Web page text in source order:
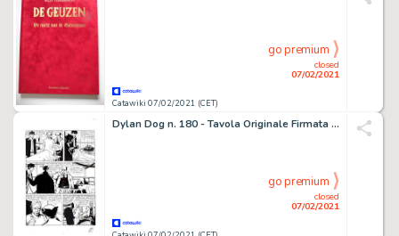
Catawiki 07/02/2021 (CET)
closed
07/02/2021
go premium
Dylan Dog n. 180 - Tavola Originale Firmata "Notti di caccia" Mari - First edition - (2001)
closed
07/02/2021
go premium